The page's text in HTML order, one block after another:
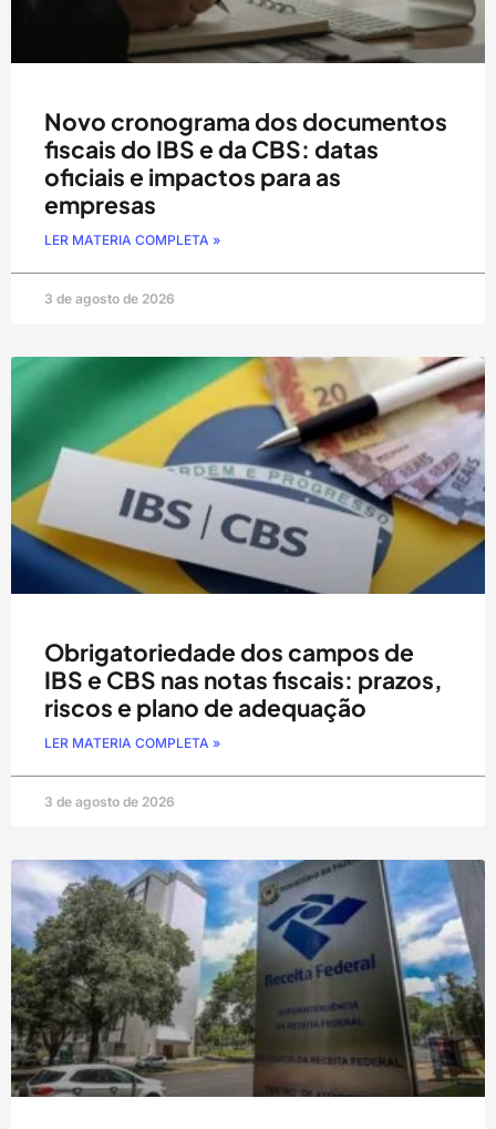
Novo cronograma dos documentos
fiscais do IBS e da CBS: datas
oficiais e impactos para as
empresas
LER MATERIA COMPLETA »
3 de agosto de 2026
Obrigatoriedade dos campos de
IBS e CBS nas notas fiscais: prazos,
riscos e plano de adequação
LER MATERIA COMPLETA »
3 de agosto de 2026